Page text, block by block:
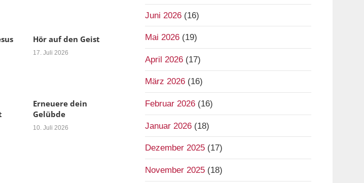
Hör auf den Geist
17. Juli 2026
Erneuere dein
Gelübde
10. Juli 2026
Juni 2026(16)
Mai 2026(19)
April 2026(17)
März 2026(16)
Februar 2026(16)
Januar 2026(18)
Dezember 2025(17)
November 2025(18)